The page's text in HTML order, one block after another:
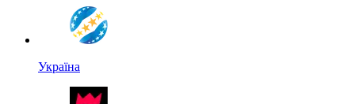
Україна